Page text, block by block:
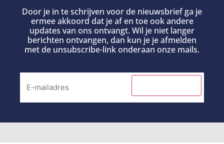
Door je in te schrijven voor de nieuwsbrief ga je
ermee akkoord dat je af en toe ook andere
updates van ons ontvangt. Wil je niet langer
berichten ontvangen, dan kun je je afmelden
met de unsubscribe-link onderaan onze mails.